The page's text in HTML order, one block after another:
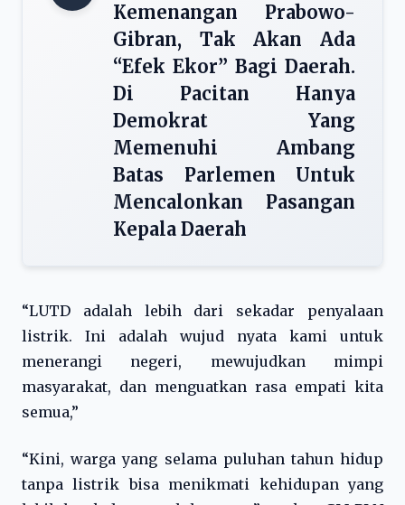
Kemenangan Prabowo-
Gibran, Tak Akan Ada
“Efek Ekor” Bagi Daerah.
Di Pacitan Hanya
Demokrat Yang
Memenuhi Ambang
Batas Parlemen Untuk
Mencalonkan Pasangan
Kepala Daerah
“LUTD adalah lebih dari sekadar penyalaan
listrik. Ini adalah wujud nyata kami untuk
menerangi negeri, mewujudkan mimpi
masyarakat, dan menguatkan rasa empati kita
semua,”
“Kini, warga yang selama puluhan tahun hidup
tanpa listrik bisa menikmati kehidupan yang